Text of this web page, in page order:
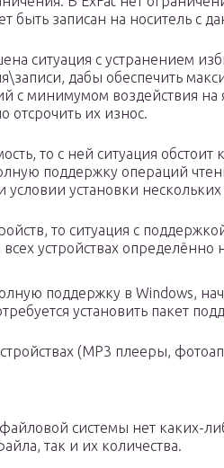
быть записан на носитель с
ситуация с устранением
дабы обеспечить
с минимумом воздействия на
отсрочить их износ.
то с ней ситуация обстоит
поддержку операций
условии установки
то ситуация с
устройствах определённо
поддержку в Windows,
установить пакет
(MP3 плееры,
системы нет каких-
так и их количества.